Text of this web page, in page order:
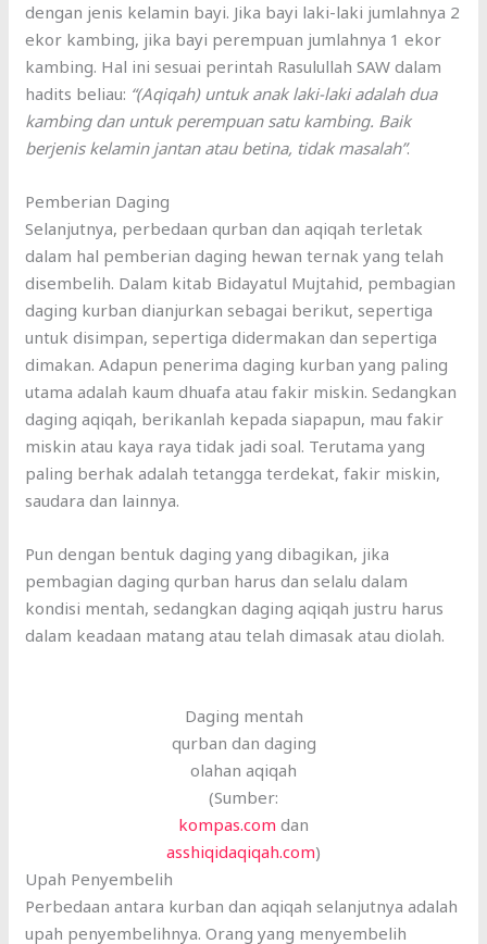
dengan jenis kelamin bayi. Jika bayi laki-laki jumlahnya 2
ekor kambing, jika bayi perempuan jumlahnya 1 ekor
kambing. Hal ini sesuai perintah Rasulullah SAW dalam
hadits beliau: “(Aqiqah) untuk anak laki-laki adalah dua
kambing dan untuk perempuan satu kambing. Baik
berjenis kelamin jantan atau betina, tidak masalah”.
Pemberian Daging
Selanjutnya, perbedaan qurban dan aqiqah terletak
dalam hal pemberian daging hewan ternak yang telah
disembelih. Dalam kitab Bidayatul Mujtahid, pembagian
daging kurban dianjurkan sebagai berikut, sepertiga
untuk disimpan, sepertiga didermakan dan sepertiga
dimakan. Adapun penerima daging kurban yang paling
utama adalah kaum dhuafa atau fakir miskin. Sedangkan
daging aqiqah, berikanlah kepada siapapun, mau fakir
miskin atau kaya raya tidak jadi soal. Terutama yang
paling berhak adalah tetangga terdekat, fakir miskin,
saudara dan lainnya.
Pun dengan bentuk daging yang dibagikan, jika
pembagian daging qurban harus dan selalu dalam
kondisi mentah, sedangkan daging aqiqah justru harus
dalam keadaan matang atau telah dimasak atau diolah.
Daging mentah
qurban dan daging
olahan aqiqah
(Sumber:
kompas.com dan
asshiqidaqiqah.com)
Upah Penyembelih
Perbedaan antara kurban dan aqiqah selanjutnya adalah
upah penyembelihnya. Orang yang menyembelih